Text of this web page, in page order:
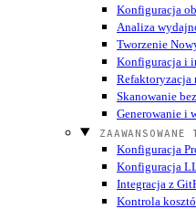
Konfiguracja
Analiza
Tworzenie
Konfiguracja i
Refaktoryzacja
Skanowanie
Generowanie i
Konfiguracja
Konfiguracja
Integracja z
Kontrola